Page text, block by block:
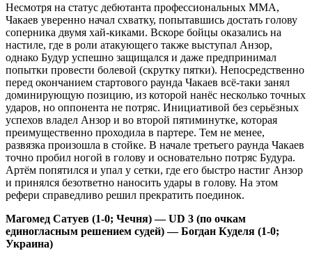
Несмотря на статус дебютанта профессиональных ММА,
Чакаев уверенно начал схватку, попытавшись достать голову
соперника двумя хай-киками. Вскоре бойцы оказались на
настиле, где в роли атакующего также выступал Анзор,
однако Будур успешно защищался и даже предпринимал
попытки провести болевой (скрутку пятки). Непосредственно
перед окончанием стартового раунда Чакаев всё-таки занял
доминирующую позицию, из которой нанёс несколько точных
ударов, но оппонента не потряс. Инициативой без серьёзных
успехов владел Анзор и во второй пятиминутке, которая
преимущественно проходила в партере. Тем не менее,
развязка произошла в стойке. В начале третьего раунда Чакаев
точно пробил ногой в голову и основательно потряс Будура.
Артём попятился и упал у сетки, где его быстро настиг Анзор
и принялся безответно наносить удары в голову. На этом
рефери справедливо решил прекратить поединок.
Магомед Сатуев (1-0; Чечня) — UD 3 (по очкам
единогласным решением судей) — Богдан Куделя (1-0;
Украина)